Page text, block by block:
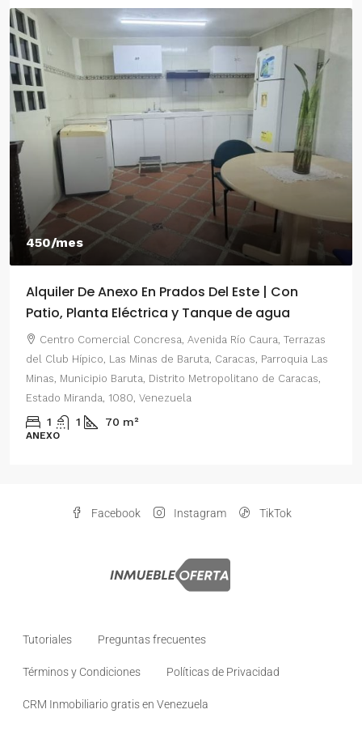
450/mes
Alquiler De Anexo En Prados Del Este | Con
Patio, Planta Eléctrica y Tanque de agua
Centro Comercial Concresa, Avenida Río Caura, Terrazas
del Club Hípico, Las Minas de Baruta, Caracas, Parroquia Las
Minas, Municipio Baruta, Distrito Metropolitano de Caracas,
Estado Miranda, 1080, Venezuela
1 1 70 m²
ANEXO
Facebook Instagram TikTok
Tutoriales Preguntas frecuentes
Términos y Condiciones Políticas de Privacidad
CRM Inmobiliario gratis en Venezuela